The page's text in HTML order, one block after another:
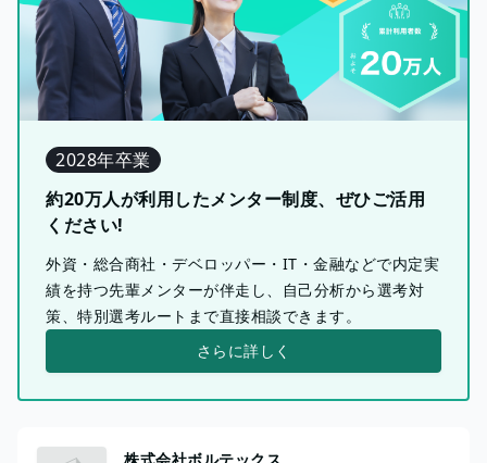
2028年卒業
約20万人が利用したメンター制度、ぜひご活用
ください!
外資・総合商社・デベロッパー・IT・金融などで内定実
績を持つ先輩メンターが伴走し、自己分析から選考対
策、特別選考ルートまで直接相談できます。
さらに詳しく